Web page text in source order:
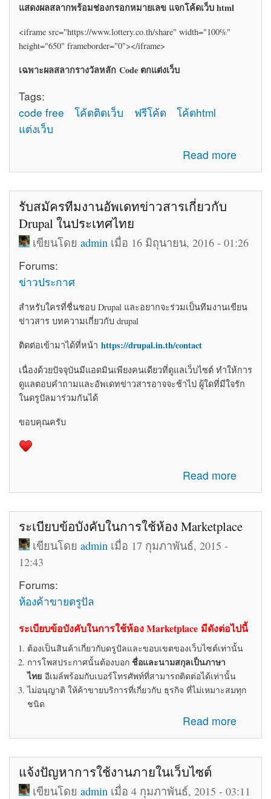
แสดงผลสลากพร้อมช่องกรอกหมายเลข แจกโค้ดเว็บ html
<iframe src="https://www.lottery.co.th/share" width="100%"
height="650" frameborder="0"></iframe>
เฉพาะผลสลากรางวัลหลัก Code ตกแต่งเว็บ
Tags:
code free
โค้ดติดเว็บ ฟรีโค้ด
โค้ดhtml
แต่งเว็บ
Read more
about โค้ดติดเว็บฟรี html โค้ดแต่งเว็บไซต์ blogger ร้านค้า
ให้สวยงาม
รับสมัครทีมงานอัพเดทข่าวสารเกี่ยวกับ
Drupal ในประเทศไทย
เขียนโดยadmin เมื่อ 16 มิถุนายน, 2016 - 01:26
Forums:
ข่าวประกาศ
สำหรับใครที่ชื่นชอบ Drupal และอยากจะร่วมเป็นทีมงานเขียน
ข่าวสาร บทความเกี่ยวกับ drupal
ติดต่อเข้ามาได้ที่หน้า https://drupal.in.th/contact
เนื่องด้วยปัจจุบันมีแอดมินเพียงคนเดียวที่ดูแลเว็บไซต์ ทำให้การ
ดูแลตอบคำถามและอัพเดทข่าวสารอาจจะช้าไป ผู้ใดที่มีใจรัก
ในดรูปัลมาร่วมกันได้
ขอบคุณครับ
Read more
about รับสมัครทีมงานอัพเดทข่าวสารเกี่ยวกับ Drupal ใน
ประเทศไทย
ระเบียบข้อบังคับในการใช้ห้อง Marketplace
เขียนโดยadmin เมื่อ 17 กุมภาพันธ์, 2015 -
12:43
Forums:
ห้องค้าขายดรูปัล
ระเบียบข้อบังคับในการใช้ห้อง Marketplace มีดังต่อไปนี้
ต้องเป็นสินค้าเกี่ยวกับดรูปัลและขอบเขตของเว็บไซต์เท่านั้น
การโพสประกาศนั้นต้องบอก ชื่อและนามสกุลเป็นภาษา
ไทย อีเมล์พร้อมกับเบอร์โทรศัพท์ที่สามารถติดต่อได้เท่านั้น
ไม่อนุญาติ ให้ค้าขายบริการที่เกี่ยวกับ ธุรกิจ ที่ไม่เหมาะสมทุก
ชนิด
Read more
about ระเบียบข้อบังคับในการใช้ห้อง Marketplace
แจ้งปัญหาการใช้งานภายในเว็บไซต์
เขียนโดยadmin เมื่อ 4 กุมภาพันธ์, 2015 - 03:11